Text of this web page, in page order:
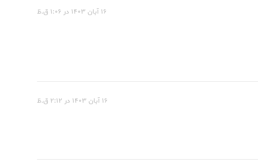
۱۶ آبان ۱۴۰۳ در ۱:۰۶ ق.ظ
۱۶ آبان ۱۴۰۳ در ۲:۱۲ ق.ظ